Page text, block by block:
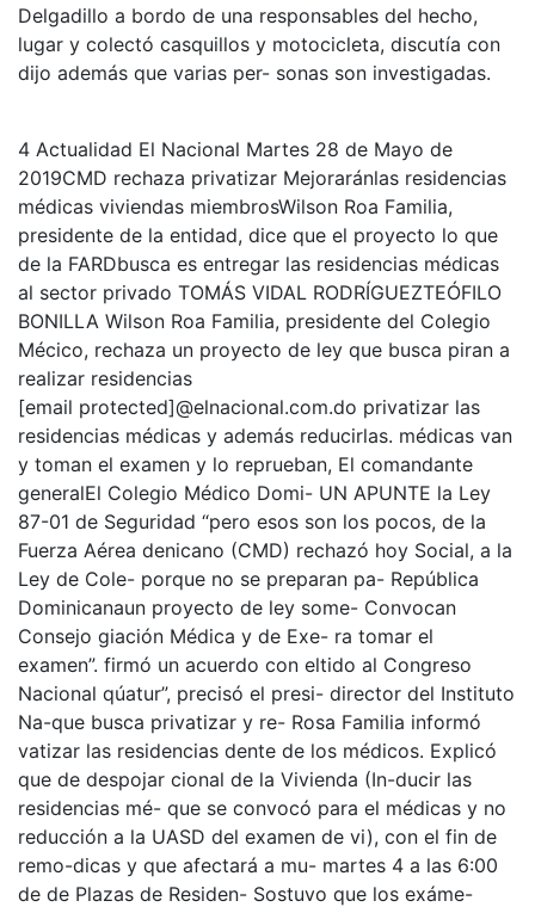
Delgadillo a bordo de una responsables del hecho,
lugar y colectó casquillos y motocicleta, discutía con
dijo además que varias per- sonas son investigadas.
4 Actualidad El Nacional Martes 28 de Mayo de
2019CMD rechaza privatizar Mejoraránlas residencias
médicas viviendas miembrosWilson Roa Familia,
presidente de la entidad, dice que el proyecto lo que
de la FARDbusca es entregar las residencias médicas
al sector privado TOMÁS VIDAL RODRÍGUEZTEÓFILO
BONILLA Wilson Roa Familia, presidente del Colegio
Mécico, rechaza un proyecto de ley que busca piran a
realizar residencias
[email protected]@elnacional.com.do privatizar las
residencias médicas y además reducirlas. médicas van
y toman el examen y lo reprueban, El comandante
generalEl Colegio Médico Domi- UN APUNTE la Ley
87-01 de Seguridad “pero esos son los pocos, de la
Fuerza Aérea denicano (CMD) rechazó hoy Social, a la
Ley de Cole- porque no se preparan pa- República
Dominicanaun proyecto de ley some- Convocan
Consejo giación Médica y de Exe- ra tomar el
examen”. firmó un acuerdo con eltido al Congreso
Nacional qúatur”, precisó el presi- director del Instituto
Na-que busca privatizar y re- Rosa Familia informó
vatizar las residencias dente de los médicos. Explicó
que de despojar cional de la Vivienda (In-ducir las
residencias mé- que se convocó para el médicas y no
reducción a la UASD del examen de vi), con el fin de
remo-dicas y que afectará a mu- martes 4 a las 6:00
de de Plazas de Residen- Sostuvo que los exáme-